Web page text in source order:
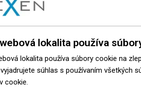
lokalita používa
lokalita používa súbory cookie na
súhlas s používaním všetkých
cookie.